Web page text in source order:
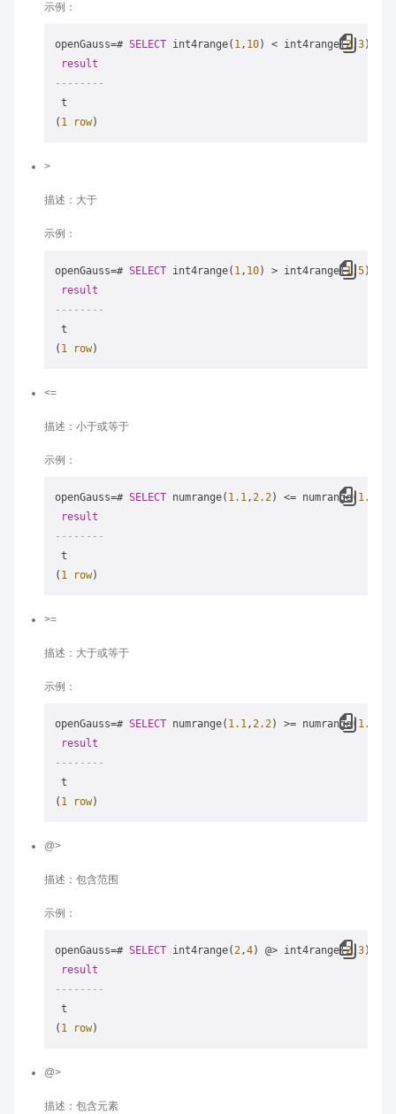
示例：
openGauss=# SELECT int4range( 1, 10) < int4range(2 , 3)
result
--------
t
( 1 row
>
描述：大于
示例：
openGauss=# SELECT int4range( 1, 10) > int4range(1 , 5)
result
--------
t
( 1 row
<=
描述：小于或等于
示例：
openGauss=# SELECT numrange( 1.1,2.2) <= numrange( 1.1
result
--------
t
( 1 row
>=
描述：大于或等于
示例：
openGauss=# SELECT numrange( 1.1,2.2) >= numrange( 1.1
result
--------
t
( 1 row
@>
描述：包含范围
示例：
openGauss=# SELECT int4range(2,4) @> int4range(2 , 3)
result
--------
t
( 1 row
@>
描述：包含元素